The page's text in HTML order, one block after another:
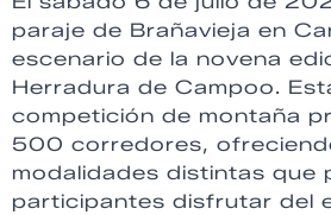
paraje de Brañavieja en
escenario de la novena
Herradura de Campoo.
competición de montaña
500 corredores,
modalidades distintas que
participantes disfrutar del